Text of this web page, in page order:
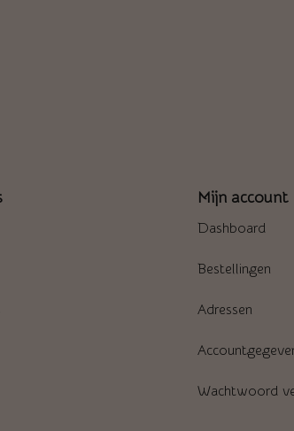
Mijn account
Dashboard
Bestellingen
Adressen
Wachtwoord